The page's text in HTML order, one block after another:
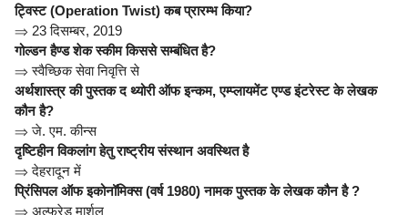
ट्विस्ट (Operation Twist) कब प्रारम्भ किया?
⇒ 23 दिसम्बर, 2019
गोल्डन हैण्ड शेक स्कीम किससे सम्बंधित है?
⇒ स्वैच्छिक सेवा निवृत्ति से
अर्थशास्त्र की पुस्तक द थ्योरी ऑफ इन्कम, एम्प्लायमेंट एण्ड इंटरेस्ट के लेखक
कौन है?
⇒ जे. एम. कीन्स
दृष्टिहीन विकलांग हेतु राष्ट्रीय संस्थान अवस्थित है
⇒देहरादून में
प्रिंसिपल ऑफ इकोनॉमिक्स (वर्ष 1980) नामक पुस्तक के लेखक कौन है ?
⇒ अल्फ्रेड मार्शल